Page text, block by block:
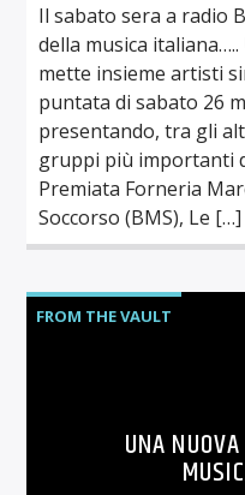
Il sabato sera a radio
della musica
mette insieme artisti
puntata di sabato 26
presentando, tra gli
gruppi più importanti
Premiata Forneria
Soccorso (BMS), Le […]
FROM THE VAULT
UNA